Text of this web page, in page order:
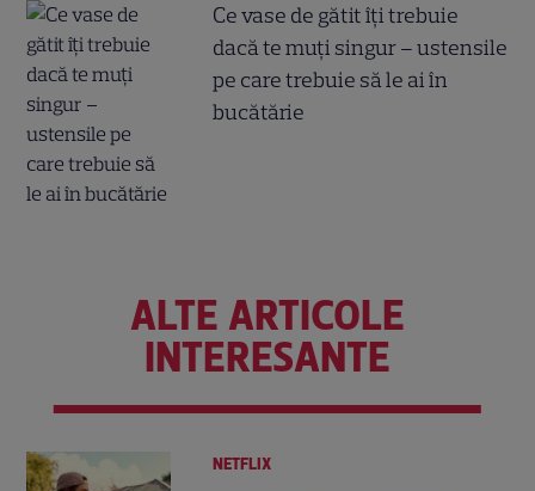
Ce vase de gătit îți trebuie
dacă te muți singur – ustensile
pe care trebuie să le ai în
bucătărie
ALTE ARTICOLE
INTERESANTE
NETFLIX